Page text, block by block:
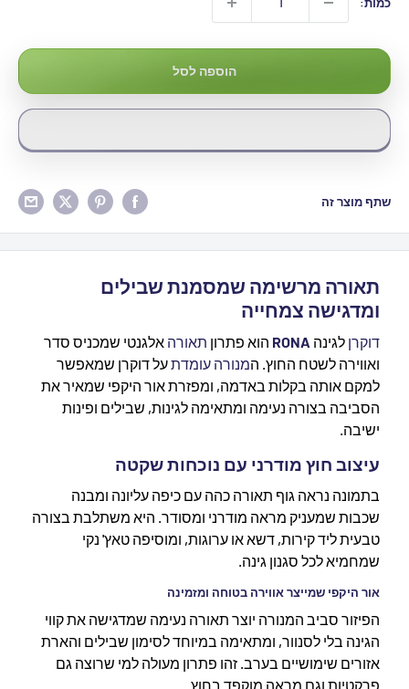
הוספה לסל
שתף מוצר זה
תאורה מרשימה שמסמנת שבילים
ומדגישה צמחייה
דוקרן לגינה RONA הוא פתרון תאורה אלגנטי שמכניס סדר
ואווירה לשטח החוץ. המנורה עומדתעל דוקרן שמאפשר
למקם אותה בקלות באדמה, ומפזרת אור היקפי שמאיר את
הסביבה בצורה נעימה ומתאימה לגינות, שבילים ופינות
ישיבה.
עיצוב חוץ מודרני עם נוכחות שקטה
בתמונה נראה גוף תאורה כהה עם כיפה עליונה ומבנה
שכבות שמעניק מראה מודרני ומסודר. היא משתלבת בצורה
טבעית ליד קירות, דשא או ערוגות, ומוסיפה טאץ' נקי
שמחמיא לכל סגנון גינה.
אור היקפי שמייצר אווירה בטוחה ומזמינה
הפיזור סביב המנורה יוצר תאורה נעימה שמדגישה את קווי
הגינה בלי לסנוור, ומתאימה במיוחד לסימון שבילים והארת
אזורים שימושיים בערב. זהו פתרון מעולה למי שרוצה גם
פרקטיות וגם מראה מוקפד בחוץ.